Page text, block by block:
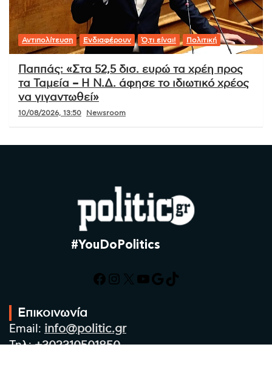
Αντιπολίτευση Ενδιαφέρουν Ό,τι είναι! Πολιτική
Παππάς: «Στα 52,5 δισ. ευρώ τα χρέη προς
τα Ταμεία – Η Ν.Δ. άφησε το ιδιωτικό χρέος
να γιγαντωθεί»
10/08/2026, 13:50 Newsroom
#YouDoPolitics
Facebook
Instagram
X YouTube
Google
TikTok
Επικοινωνία
Email: info@politic.gr
Τηλ:+302310501850